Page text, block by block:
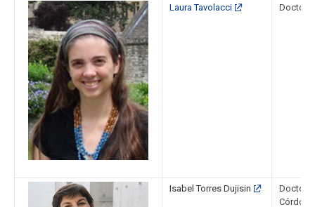
Laura Tavolacci Doctora
Isabel Torres Dujisin
Doctora
Córdoba